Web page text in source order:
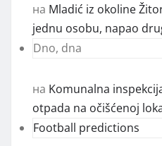
на Mladić iz okoline
jednu osobu, napao
Dno, dna
на Komunalna
otpada na očišćenoj
Football predictions